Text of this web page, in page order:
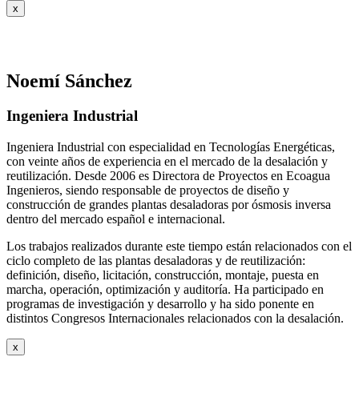
x
Noemí Sánchez
Ingeniera Industrial
Ingeniera Industrial con especialidad en Tecnologías Energéticas,
con veinte años de experiencia en el mercado de la desalación y
reutilización. Desde 2006 es Directora de Proyectos en Ecoagua
Ingenieros, siendo responsable de proyectos de diseño y
construcción de grandes plantas desaladoras por ósmosis inversa
dentro del mercado español e internacional.
Los trabajos realizados durante este tiempo están relacionados con el
ciclo completo de las plantas desaladoras y de reutilización:
definición, diseño, licitación, construcción, montaje, puesta en
marcha, operación, optimización y auditoría. Ha participado en
programas de investigación y desarrollo y ha sido ponente en
distintos Congresos Internacionales relacionados con la desalación.
x